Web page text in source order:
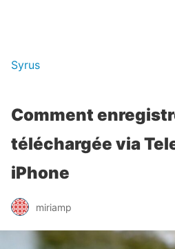
Syrus
Comment
téléchargée via
iPhone
miriamp